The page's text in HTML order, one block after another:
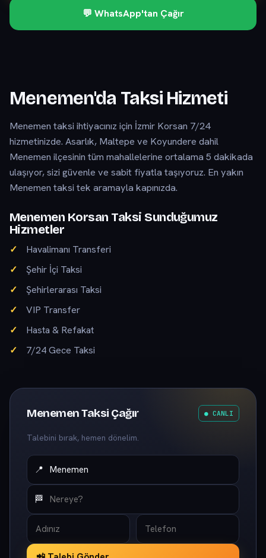
💬 WhatsApp'tan Çağır
Menemen'da Taksi Hizmeti
Menemen taksi ihtiyacınız için İzmir Korsan 7/24
hizmetinizde. Asarlık, Maltepe ve Koyundere dahil
Menemen ilçesinin tüm mahallelerine ortalama 5 dakikada
ulaşıyor, sizi güvenle ve sabit fiyatla taşıyoruz. En yakın
Menemen taksi tek aramayla kapınızda.
Menemen Korsan Taksi Sunduğumuz
Hizmetler
Havalimanı Transferi
Şehir İçi Taksi
Şehirlerarası Taksi
VIP Transfer
Hasta & Refakat
7/24 Gece Taksi
Menemen Taksi Çağır ● CANLI
Talebini bırak, hemen dönelim.
📍
🏁